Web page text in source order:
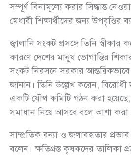
সম্পূর্ণ বিনামূল্যে করার সিদ্ধান্ত
মেধাবী শিক্ষার্থীদের জন্য উপবৃত্তির
জ্বালানি সংকট প্রসঙ্গে তিনি
কারণে দেশের মানুষ ভোগান্তির
সংকট নিরসনে সরকার
জানান। তিনি উল্লেখ করেন, বিরোধী
একটি যৌথ কমিটি গঠন করা হয়েছে,
সমাধান নিয়ে আসবে বলে আশা করা
সাম্প্রতিক বন্যা ও জলাবদ্ধতার
বলেন। ক্ষতিগ্রস্ত কৃষকদের তালিকা